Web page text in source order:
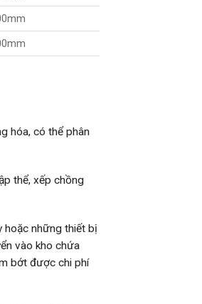
hóa, có thể phân
thể, xếp chồng
hoặc những thiết bị
vào kho chứa
bớt được chi phí